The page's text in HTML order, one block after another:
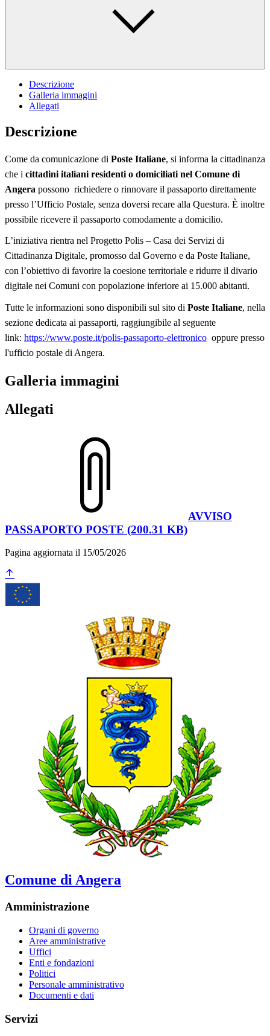
Descrizione
Galleria immagini
Allegati
Descrizione
Come da comunicazione di Poste Italiane, si informa la cittadinanza
che i cittadini italiani residenti o domiciliati nel Comune di
Angera possono richiedere o rinnovare il passaporto direttamente
presso l’Ufficio Postale, senza doversi recare alla Questura. È inoltre
possibile ricevere il passaporto comodamente a domicilio.
L’iniziativa rientra nel Progetto Polis – Casa dei Servizi di
Cittadinanza Digitale, promosso dal Governo e da Poste Italiane,
con l’obiettivo di favorire la coesione territoriale e ridurre il divario
digitale nei Comuni con popolazione inferiore ai 15.000 abitanti.
Tutte le informazioni sono disponibili sul sito di Poste Italiane, nella
sezione dedicata ai passaporti, raggiungibile al seguente
link: https://www.poste.it/polis-passaporto-elettronico oppure presso
l'ufficio postale di Angera.
Galleria immagini
Allegati
AVVISO
PASSAPORTO POSTE (200.31 KB)
Pagina aggiornata il 15/05/2026
Comune di Angera
Amministrazione
Organi di governo
Aree amministrative
Uffici
Enti e fondazioni
Politici
Personale amministrativo
Documenti e dati
Servizi